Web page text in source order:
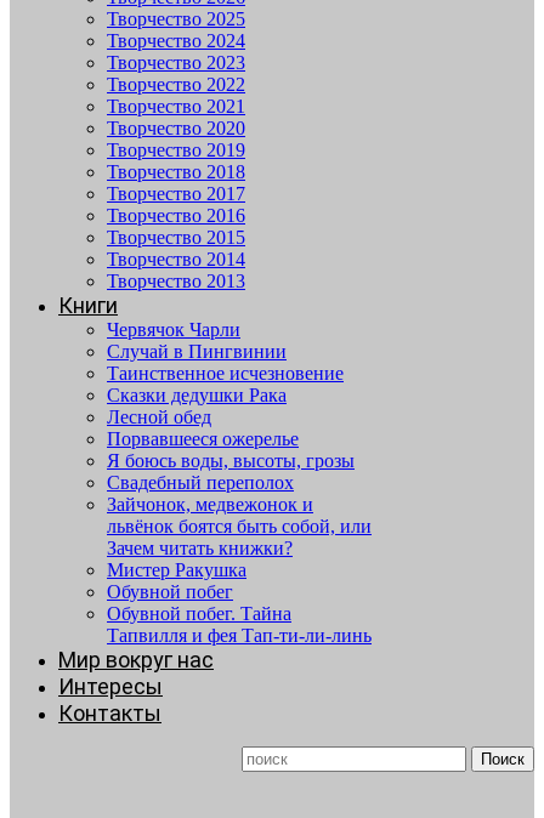
Творчество 2025
Творчество 2024
Творчество 2023
Творчество 2022
Творчество 2021
Творчество 2020
Творчество 2019
Творчество 2018
Творчество 2017
Творчество 2016
Творчество 2015
Творчество 2014
Творчество 2013
Книги
Червячок Чарли
Случай в Пингвинии
Таинственное исчезновение
Сказки дедушки Рака
Лесной обед
Порвавшееся ожерелье
Я боюсь воды, высоты, грозы
Свадебный переполох
Зайчонок, медвежонок и
львёнок боятся быть собой, или
Зачем читать книжки?
Мистер Ракушка
Обувной побег
Обувной побег. Тайна
Тапвилля и фея Тап-ти-ли-линь
Мир вокруг нас
Интересы
Контакты